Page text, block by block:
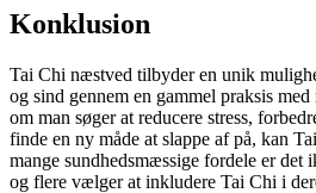
Konklusion
Tai Chi næstved tilbyder en unik
og sind gennem en gammel praksis
om man søger at reducere stress,
finde en ny måde at slappe af på, kan
mange sundhedsmæssige fordele er det
og flere vælger at inkludere Tai Chi i